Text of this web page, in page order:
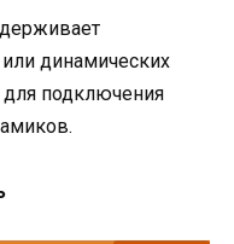
динамических
для подключения